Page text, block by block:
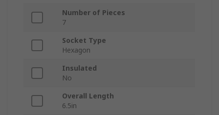
Number of Pieces
7
Socket Type
Hexagon
Insulated
No
Overall Length
6.5in